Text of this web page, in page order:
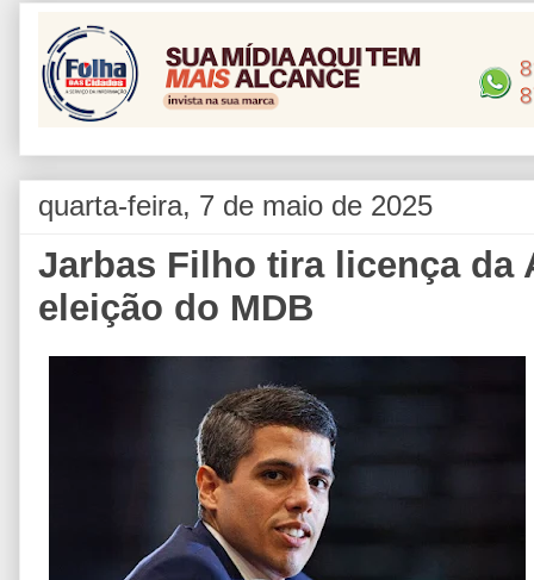
quarta-feira, 7 de maio de 2025
Jarbas Filho tira licença da
eleição do MDB